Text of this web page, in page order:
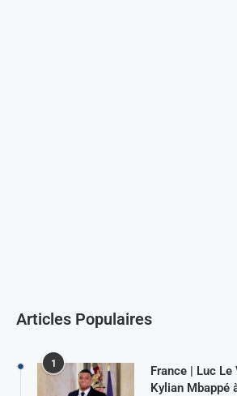
Articles Populaires
1
France | Luc
Kylian Mbappé